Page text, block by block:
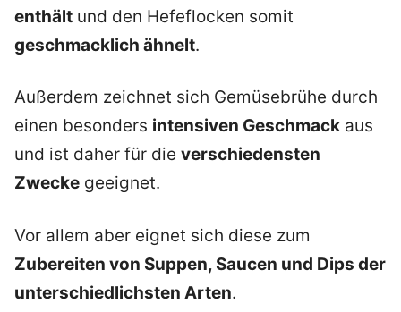
enthält und den Hefeflocken somit
geschmacklich ähnelt.
Außerdem zeichnet sich Gemüsebrühe durch
einen besonders intensiven Geschmack aus
und ist daher für die verschiedensten
Zwecke geeignet.
Vor allem aber eignet sich diese zum
Zubereiten von Suppen, Saucen und Dips der
unterschiedlichsten Arten.